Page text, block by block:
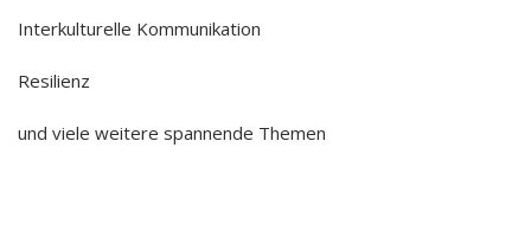
Interkulturelle Kommunikation
Resilienz
und viele weitere spannende Themen